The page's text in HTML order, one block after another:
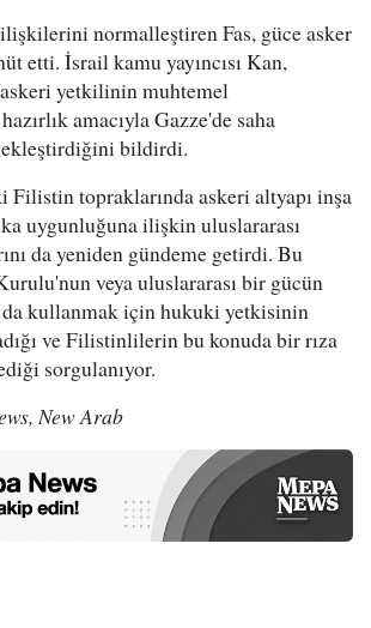
normalleştiren Fas, güce asker
etti. İsrail kamu yayıncısı Kan,
askeri yetkilinin muhtemel
amacıyla Gazze'de saha
bildirdi.
Filistin topraklarında askeri altyapı inşa
uygunluğuna ilişkin uluslararası
da yeniden gündeme getirdi. Bu
veya uluslararası bir gücün
kullanmak için hukuki yetkisinin
ve Filistinlilerin bu konuda bir rıza
sorgulanıyor.
New Arab